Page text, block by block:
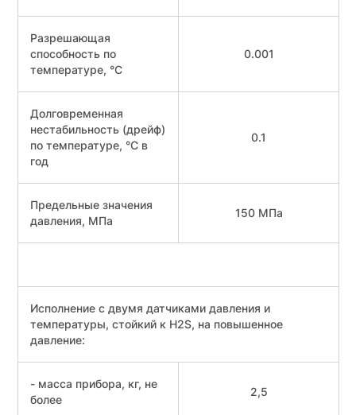
Разрешающая
способность по
температуре, °С
0.001
Долговременная
нестабильность (дрейф)
по температуре, °С в
год
0.1
Предельные значения
давления, МПа
150 МПа
Исполнение c двумя датчиками давления и
температуры, стойкий к H2S, на повышенное
давление:
- масса прибора, кг, не
более
2,5